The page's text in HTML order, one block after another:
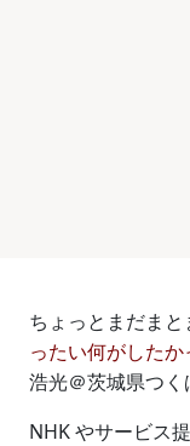
ちょっとまだまと
ったい何がした
浩光＠茨城県つく
NHK やサービス